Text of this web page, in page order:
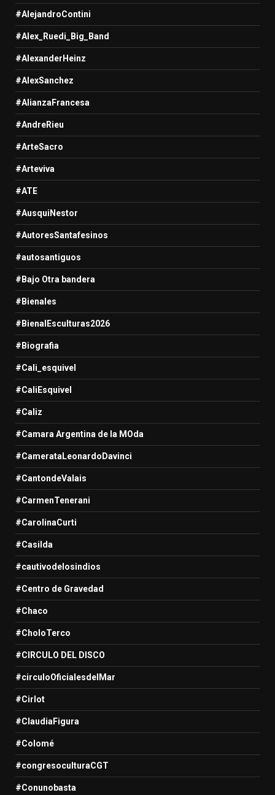
#AlejandroContini
#Alex_Ruedi_Big_Band
#AlexanderHeinz
#AlexSanchez
#AlianzaFrancesa
#AndreRieu
#ArteSacro
#Arteviva
#ATE
#AusquiNestor
#AutoresSantafesinos
#autosantiguos
#Bajo Otra bandera
#Bienales
#BienalEsculturas2026
#Biografia
#Cali_esquivel
#CaliEsquivel
#Caliz
#Camara Argentina de la MOda
#CamerataLeonardoDavinci
#CantondeValais
#CarmenTenerani
#CarolinaCurti
#Casilda
#cautivodelosindios
#Centro de Gravedad
#Chaco
#CholoTerco
#CIRCULO DEL DISCO
#circuloOficialesdelMar
#Cirlot
#ClaudiaFigura
#Colomé
#congresoculturaCGT
#Conunobasta